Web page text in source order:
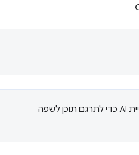
‫Google משתמשת בטכנולוגיית AI כדי לתרגם תוכן לשפה